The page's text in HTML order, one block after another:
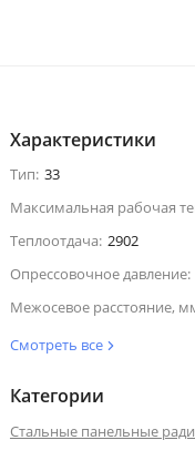
Характеристики
Тип: 33
Максимальная рабочая
Теплоотдача: 2902
Опрессовочное давление:
Межосевое расстояние,
Смотреть все
Категории
Стальные панельные